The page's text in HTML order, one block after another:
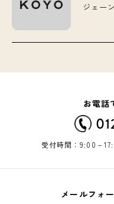
ジェー
お電話
受付時間：9:00－
メールフォ